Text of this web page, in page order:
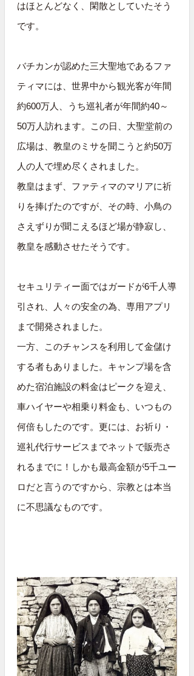
はほとんどなく、閑散としていたそう
です。
バチカンが認めた三大聖地であるファ
ティマには、世界中から観光客が年間
約600万人、うち巡礼者が年間約40～
50万人訪れます。この日、大聖堂前の
広場は、教皇のミサを聞こうと約50万
人の人で埋め尽くされました。
教皇はまず、ファティマのマリアに祈
りを捧げたのですが、その時、小鳥の
さえずりが聞こえるほど場が静寂し、
教皇を感動させたそうです。
セキュリティー面ではガードが6千人導
引され、人々の安全の為、専用アプリ
まで開発されました。
一方、このチャンスを利用して金儲け
する者もありました。キャンプ場を含
めた宿泊施設の料金はピークを迎え、
車ハイヤーや相乗り料金も、いつもの
何倍もしたのです。更には、お祈り・
巡礼代行サービスまでネットで販売さ
れるまでに！しかも最高金額が5千ユー
ロだと言うのですから、宗教とは本当
に不思議なものです。